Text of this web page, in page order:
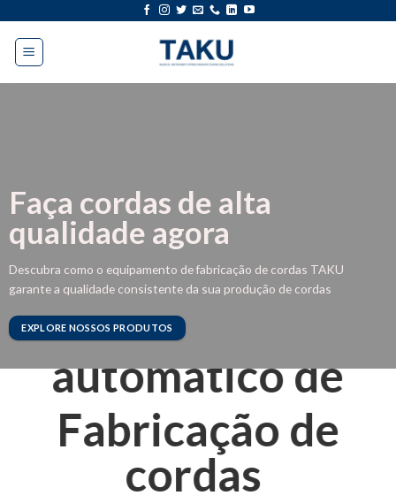
Faça cordas de alta
qualidade agora
Descubra como o equipamento de fabricação de cordas TAKU
garante a qualidade consistente da sua produção de cordas
EXPLORE NOSSOS PRODUTOSO futuro
automático de
Fabricação de
cordas